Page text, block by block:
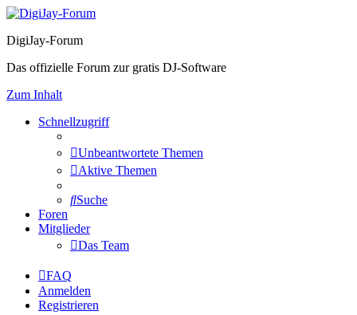
DigiJay-Forum
Das offizielle Forum zur gratis DJ-Software
Zum Inhalt
Schnellzugriff
Unbeantwortete Themen
Aktive Themen
Suche
Foren
Mitglieder
Das Team
FAQ
Anmelden
Registrieren